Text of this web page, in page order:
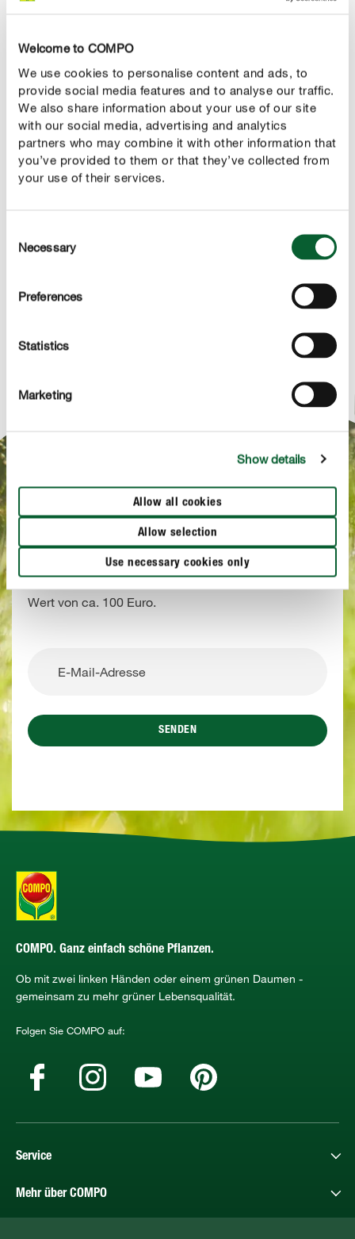
Welcome to COMPO
We use cookies to personalise content and ads, to
provide social media features and to analyse our traffic.
We also share information about your use of our site
with our social media, advertising and analytics
partners who may combine it with other information that
you’ve provided to them or that they’ve collected from
your use of their services.
Selection
Necessary
Preferences
Statistics
Marketing
Show details
Allow all cookies
Allow selection
Use necessary cookies only
Gießwasser erforderlich
für gesunde Pflanzen, prächtige Blüten und
schmackhafte Ernte
je nach Dosiermenge für über 50 x Düngen
ANWENDUNG
TECHNISCHE DETAILS
FRAG UNS ZUM PRODUKT
Bis zum 15.08.2026 Newsletter abonnieren
und gewinnen!
Melden Sie sich jetzt mit wenigen Klicks zu unserem
Newsletter an und gewinnen Sie eines von drei
hochwertigen Gärtner-Überraschungspaketen im
Wert von ca. 100 Euro.
SENDEN
COMPO. Ganz einfach schöne Pflanzen.
Ob mit zwei linken Händen oder einem grünen Daumen -
gemeinsam zu mehr grüner Lebensqualität.
Folgen Sie COMPO auf:
Service
Mehr über COMPO